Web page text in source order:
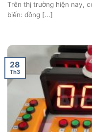
Trên thị trường hiện nay,
biến: đồng [...]
28
Th3